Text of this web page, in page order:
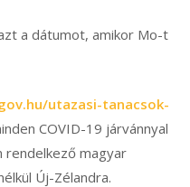
a dátumot, amikor Mo-t
utazasi-tanacsok-
COVID-19 járvánnyal
rendelkező magyar
Új-Zélandra.